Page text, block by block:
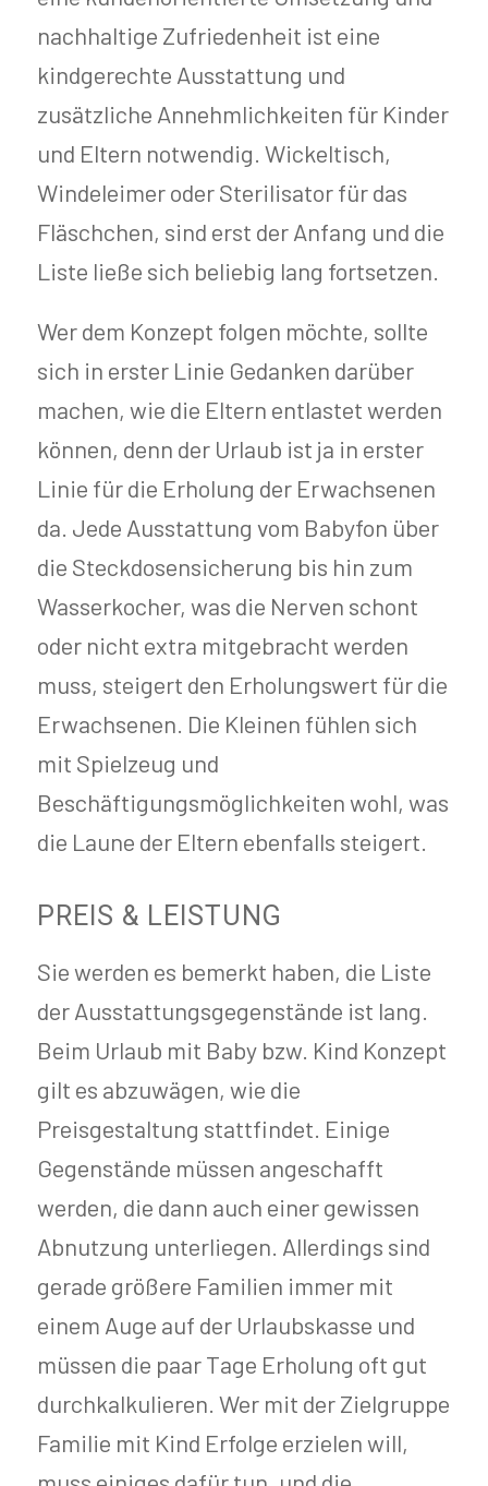
nachhaltige Zufriedenheit ist eine
kindgerechte Ausstattung und
zusätzliche Annehmlichkeiten für Kinder
und Eltern notwendig. Wickeltisch,
Windeleimer oder Sterilisator für das
Fläschchen, sind erst der Anfang und die
Liste ließe sich beliebig lang fortsetzen.
Wer dem Konzept folgen möchte, sollte
sich in erster Linie Gedanken darüber
machen, wie die Eltern entlastet werden
können, denn der Urlaub ist ja in erster
Linie für die Erholung der Erwachsenen
da. Jede Ausstattung vom Babyfon über
die Steckdosensicherung bis hin zum
Wasserkocher, was die Nerven schont
oder nicht extra mitgebracht werden
muss, steigert den Erholungswert für die
Erwachsenen. Die Kleinen fühlen sich
mit Spielzeug und
Beschäftigungsmöglichkeiten wohl, was
die Laune der Eltern ebenfalls steigert.
PREIS & LEISTUNG
Sie werden es bemerkt haben, die Liste
der Ausstattungsgegenstände ist lang.
Beim Urlaub mit Baby bzw. Kind Konzept
gilt es abzuwägen, wie die
Preisgestaltung stattfindet. Einige
Gegenstände müssen angeschafft
werden, die dann auch einer gewissen
Abnutzung unterliegen. Allerdings sind
gerade größere Familien immer mit
einem Auge auf der Urlaubskasse und
müssen die paar Tage Erholung oft gut
durchkalkulieren. Wer mit der Zielgruppe
Familie mit Kind Erfolge erzielen will,